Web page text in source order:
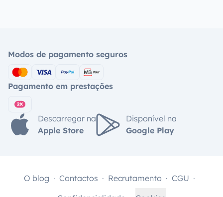
Modos de pagamento seguros
Pagamento em prestações
Descarregar na
Apple Store
Disponível na
Google Play
O blog Contactos Recrutamento
CGU